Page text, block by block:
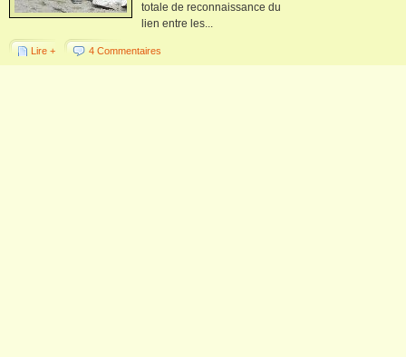
totale de reconnaissance du
lien entre les...
Lire + 4 Commentaires